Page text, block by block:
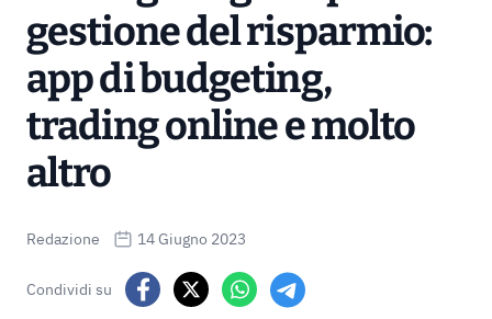
gestione del risparmio:
app di budgeting,
trading online e molto
altro
Redazione 14 Giugno 2023
Condividi su